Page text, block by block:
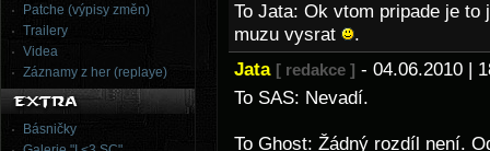
Patche (výpisy změn)
Trailery
Videa
Záznamy z her (replaye)
Básničky
To Jata: Ok vtom pripade je
muzu vysrat
.
Jata [ redakce ] - 04.06.2010 |
To SAS: Nevadí.
To Ghost: Žádný rozdíl není.